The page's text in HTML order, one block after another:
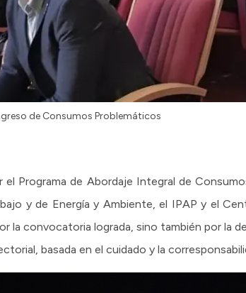
de Consumos Problemáticos
el Programa de Abordaje Integral de
y de Energía y Ambiente, el IPAP y el
la convocatoria lograda, sino también por la
basada en el cuidado y la